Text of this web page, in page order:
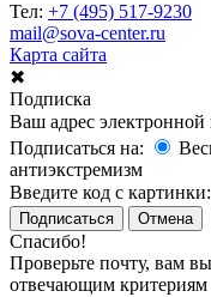
Тел: +7 (495) 517-9230
mail@sova-center.ru
Карта сайта
✖
Подписка
Ваш адрес
Подписаться на:
антиэкстремизм
Введите код с картинки:
Подписаться
Отмена
Спасибо!
Проверьте почту, вам
отвечающим критериям